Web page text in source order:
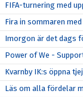
FIFA-turnering med
Fira in sommaren
Imorgon är det dags
Power of We -
Kvarnby IK:s öppna
Läs om alla fördelar